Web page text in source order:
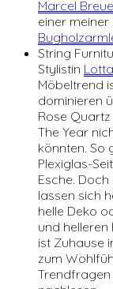
Marcel
einer
String
Stylistin
Möbeltrend
dominieren
Rose
The Year
könnten. So
Plexiglas-
Esche.
lassen sich
helle Deko
und helleren
ist Zuhause
zum